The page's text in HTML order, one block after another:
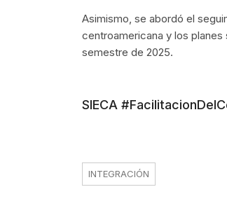
Asimismo, se abordó el
centroamericana y los
semestre de 2025.
SIECA
INTEGRACIÓN